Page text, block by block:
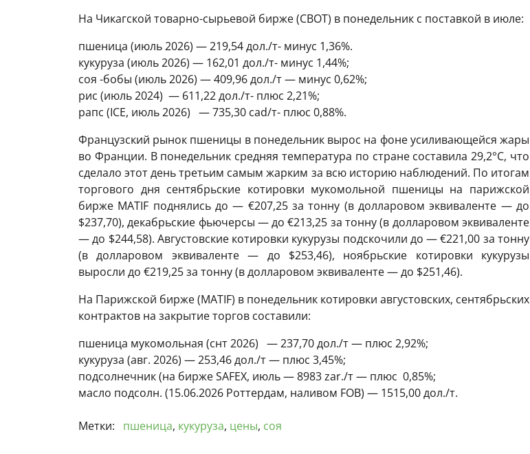
На Чикагской товарно-сырьевой бирже (CBOT) в понедельник с поставкой в июле:
пшеница (июль 2026) — 219,54 дол./т- минус 1,36%.
кукуруза (июль 2026) — 162,01 дол./т- минус 1,44%;
соя -бобы (июль 2026) — 409,96 дол./т — минус 0,62%;
рис (июль 2024) — 611,22 дол./т- плюс 2,21%;
рапс (ICE, июль 2026) — 735,30 cad/т- плюс 0,88%.
Французский рынок пшеницы в понедельник вырос на фоне усиливающейся жары
во Франции. В понедельник средняя температура по стране составила 29,2°C, что
сделало этот день третьим самым жарким за всю историю наблюдений. По итогам
торгового дня сентябрьские котировки мукомольной пшеницы на парижской
бирже MATIF поднялись до — €207,25 за тонну (в долларовом эквиваленте — до
$237,70), декабрьские фьючерсы — до €213,25 за тонну (в долларовом эквиваленте
— до $244,58). Августовские котировки кукурузы подскочили до — €221,00 за тонну
(в долларовом эквиваленте — до $253,46), ноябрьские котировки кукурузы
выросли до €219,25 за тонну (в долларовом эквиваленте — до $251,46).
На Парижской бирже (МАTIF) в понедельник котировки августовских, сентябрьских
контрактов на закрытие торгов составили:
пшеница мукомольная (снт 2026) — 237,70 дол./т — плюс 2,92%;
кукуруза (авг. 2026) — 253,46 дол./т — плюс 3,45%;
подсолнечник (на бирже SAFEX, июль — 8983 zar./т — плюс 0,85%;
масло подсолн. (15.06.2026 Роттердам, наливом FOB) — 1515,00 дол./т.
Метки: пшеница, кукуруза, цены, соя